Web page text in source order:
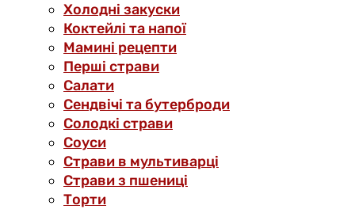
Холодні закуски
Коктейлі та напої
Мамині рецепти
Перші страви
Салати
Сендвічі та бутерброди
Солодкі страви
Соуси
Страви в мультиварці
Страви з пшениці
Торти